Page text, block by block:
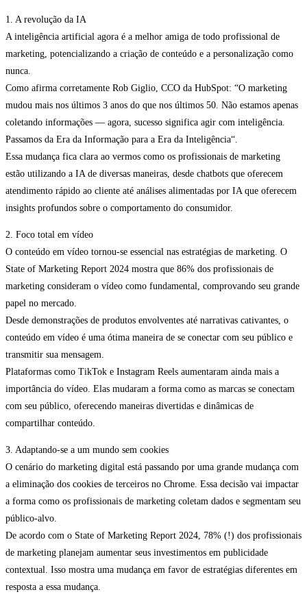
1. A revolução da IA
A inteligência artificial agora é a melhor amiga de todo profissional de
marketing, potencializando a criação de conteúdo e a personalização como
nunca.
Como afirma corretamente Rob Giglio, CCO da HubSpot: “O marketing
mudou mais nos últimos 3 anos do que nos últimos 50. Não estamos apenas
coletando informações — agora, sucesso significa agir com inteligência.
Passamos da Era da Informação para a Era da Inteligência“.
Essa mudança fica clara ao vermos como os profissionais de marketing
estão utilizando a IA de diversas maneiras, desde chatbots que oferecem
atendimento rápido ao cliente até análises alimentadas por IA que oferecem
insights profundos sobre o comportamento do consumidor.
2. Foco total em vídeo
O conteúdo em vídeo tornou-se essencial nas estratégias de marketing. O
State of Marketing Report 2024 mostra que 86% dos profissionais de
marketing consideram o vídeo como fundamental, comprovando seu grande
papel no mercado.
Desde demonstrações de produtos envolventes até narrativas cativantes, o
conteúdo em vídeo é uma ótima maneira de se conectar com seu público e
transmitir sua mensagem.
Plataformas como TikTok e Instagram Reels aumentaram ainda mais a
importância do vídeo. Elas mudaram a forma como as marcas se conectam
com seu público, oferecendo maneiras divertidas e dinâmicas de
compartilhar conteúdo.
3. Adaptando-se a um mundo sem cookies
O cenário do marketing digital está passando por uma grande mudança com
a eliminação dos cookies de terceiros no Chrome. Essa decisão vai impactar
a forma como os profissionais de marketing coletam dados e segmentam seu
público-alvo.
De acordo com o State of Marketing Report 2024, 78% (!) dos profissionais
de marketing planejam aumentar seus investimentos em publicidade
contextual. Isso mostra uma mudança em favor de estratégias diferentes em
resposta a essa mudança.